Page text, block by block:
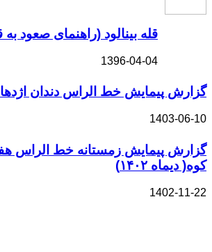
قله بینالود (راهنمای صعود به
1396-04-04
گزارش پیمایش خط الراس دندان
1403-06-10
گزارش پیمایش زمستانه خط الراس
کوه( دیماه ۱۴۰۲)
1402-11-22